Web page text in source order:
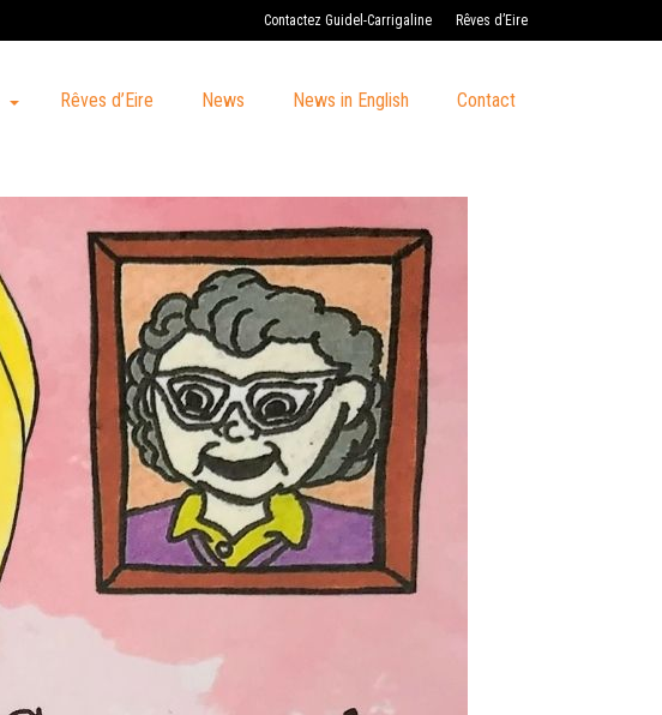
Contactez Guidel-Carrigaline Rêves d’Eire
Rêves d’Eire News News in English Contact